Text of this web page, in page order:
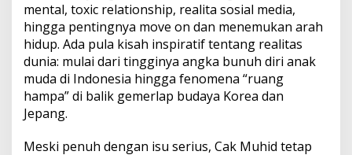
mental, toxic relationship, realita sosial media,
hingga pentingnya move on dan menemukan arah
hidup. Ada pula kisah inspiratif tentang realitas
dunia: mulai dari tingginya angka bunuh diri anak
muda di Indonesia hingga fenomena “ruang
hampa” di balik gemerlap budaya Korea dan
Jepang.
Meski penuh dengan isu serius, Cak Muhid tetap